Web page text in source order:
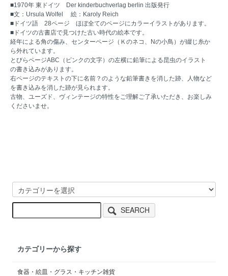
■1970年 東ドイツ Der kinderbuchverlag berlin 出版発行
■文：Ursula Wolfel 絵：Karoly Reich
■ドイツ語 28ページ ほぼ全てのページにカラーイラストがあります。
■ドイツの古書店で見つけた古い時代の絵本です。
経年による角の傷み、センターページ（Ｋのネコ、Nの小鳥）が綴じ糸か
ら外れています。
とびらページABC（ピンクの文字）の左横に鉛筆による昆虫のイラスト
の書き込みがあります。
右ページのテキストの下に名前？のような鉛筆書きを消した跡、人物など
を書き込みを消した跡が見られます。
古物、ユーズド、ヴィンテージの特性をご理解ご了承いただき、お楽しみ
くださいませ。
SEARCH
カテゴリーから探す
食器・絵皿・グラス・キッチン雑貨